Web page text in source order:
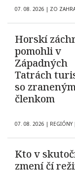
07. 08. 2026 | ZO
Horskí
pomohli v
Západných
Tatrách
so
členkom
07. 08. 2026 | REGIÓNY
Kto v
zmení čí